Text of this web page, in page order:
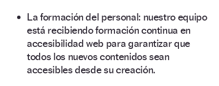
La formación del personal: nuestro equipo
está recibiendo formación continua en
accesibilidad web para garantizar que
todos los nuevos contenidos sean
accesibles desde su creación.